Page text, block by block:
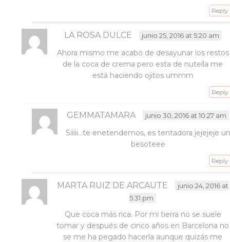
Reply
LA ROSA DULCE junio 25, 2016 at 5:20 am
Ahora mismo me acabo de desayunar los restos
de la coca de crema pero esta de nutella me
está haciendo ojitos ummm
Reply
GEMMATAMARA junio 30, 2016 at 10:27 am
Siiiii…te enetendemos, es tentadora jejejeje un
besoteee
Reply
MARTA RUIZ DE ARCAUTE
junio 24, 2016 at
5:31 pm
Que coca más rica. Por mi tierra no se suele
tomar y después de cinco años en Barcelona no
se me ha pegado hacerla aunque quizás me